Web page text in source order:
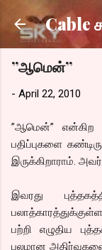
Cable
”ஆமென்”
- April 22, 2010
”ஆமென்” என்கிற
பதிப்புகளை
இருக்கிறாராம்.
இவரது
பற்றி எழுதிய
பலமான